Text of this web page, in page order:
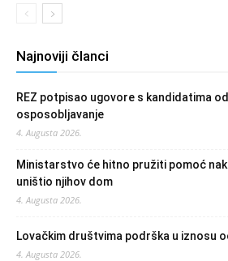
Najnoviji članci
REZ potpisao ugovore s kandidatima
osposobljavanje
4. Augusta 2026.
Ministarstvo će hitno pružiti pomoć
uništio njihov dom
4. Augusta 2026.
Lovačkim društvima podrška u iznosu
4. Augusta 2026.